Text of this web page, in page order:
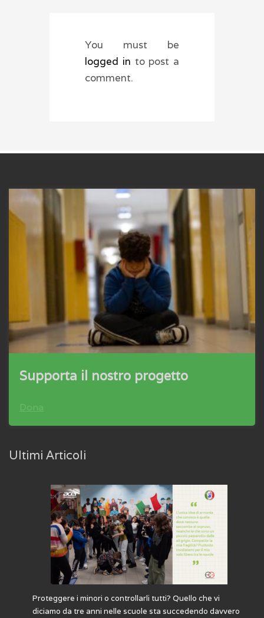
You must be
logged in to post a
comment.
Supporta il nostro progetto
Dona
Ultimi Articoli
Proteggere i minori o controllarli tutti? Quello che vi
diciamo da tre anni nelle scuole sta succedendo davvero